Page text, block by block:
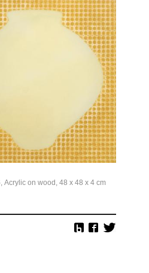
Acrylic on wood, 48 x 48 x 4 cm